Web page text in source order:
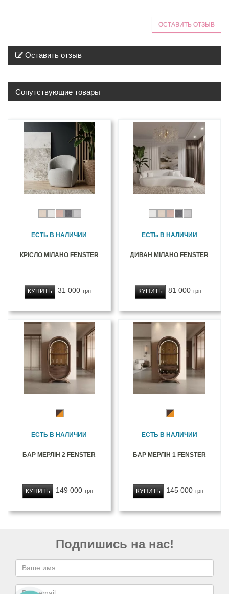
ОСТАВИТЬ ОТЗЫВ
Оставить отзыв
Сопутствующие товары
ЕСТЬ В НАЛИЧИИ
КРІСЛО МІЛАНО FENSTER
31 000 грн
КУПИТЬ
ЕСТЬ В НАЛИЧИИ
ДИВАН МІЛАНО FENSTER
81 000 грн
КУПИТЬ
ЕСТЬ В НАЛИЧИИ
БАР МЕРЛІН 2 FENSTER
149 000 грн
КУПИТЬ
ЕСТЬ В НАЛИЧИИ
БАР МЕРЛІН 1 FENSTER
145 000 грн
КУПИТЬ
Подпишись на нас!